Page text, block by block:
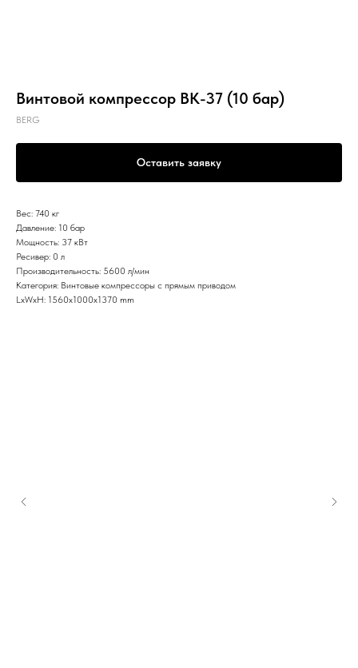
Винтовой компрессор ВК-37 (10 бар)
BERG
Оставить заявку
Вес: 740 кг
Давление: 10 бар
Мощность: 37 кВт
Ресивер: 0 л
Производительность: 5600 л/мин
Категория: Винтовые компрессоры с прямым приводом
LxWxH: 1560x1000x1370 mm